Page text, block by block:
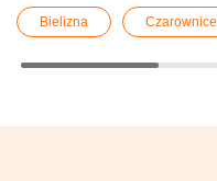
Bielizna Czarownice